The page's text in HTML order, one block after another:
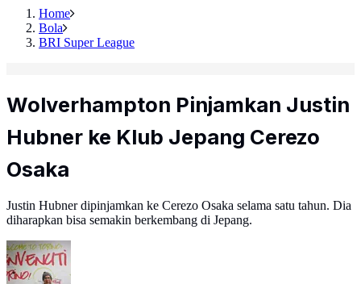
Home
Bola
BRI Super League
Wolverhampton Pinjamkan Justin
Hubner ke Klub Jepang Cerezo
Osaka
Justin Hubner dipinjamkan ke Cerezo Osaka selama satu tahun. Dia
diharapkan bisa semakin berkembang di Jepang.